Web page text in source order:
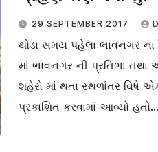
29 SEPTEMBER 2017
થોડા સમય પહેલા ભાવનગર ના
માં ભાવનગર ની પ્રતિભા તથા
શહેરો માં થતા સ્થળાંતર વિષે
પ્રકાશિત કરવામાં આવ્યો